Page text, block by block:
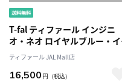
T-fal ティファール インジニ
オ・ネオ ロイヤルブルー・
テンス セット9 L43792 ガス火
専用
ティファール JAL Mall店
16,500 円 （税込）